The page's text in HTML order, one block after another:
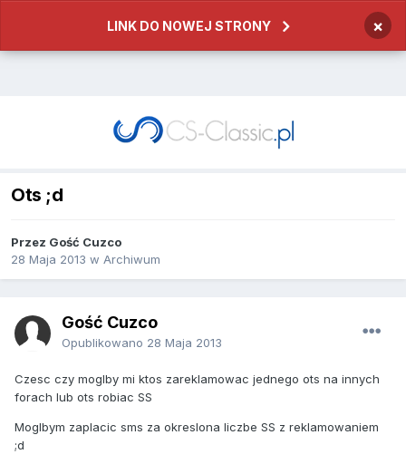
LINK DO NOWEJ STRONY ×
Ots ;d
Przez Gość Cuzco
28 Maja 2013 w Archiwum
Gość Cuzco
Opublikowano 28 Maja 2013
Czesc czy moglby mi ktos zareklamowac jednego ots na innych
forach lub ots robiac SS
Moglbym zaplacic sms za okreslona liczbe SS z reklamowaniem
;d